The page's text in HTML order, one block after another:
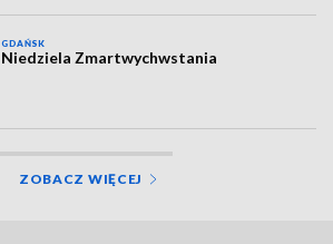
GDAŃSK
Niedziela Zmartwychwstania
ZOBACZ WIĘCEJ